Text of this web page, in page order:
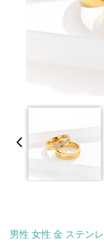
男性 女性 金 ステン